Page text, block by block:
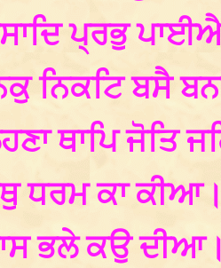
ਪ੍ਰਭੁ
ਨਿਕਟਿ ਬਸੈ
ਥਾਪਿ ਜੋਤਿ
ਧਰਮ ਕਾ
ਭਲੇ ਕਉ